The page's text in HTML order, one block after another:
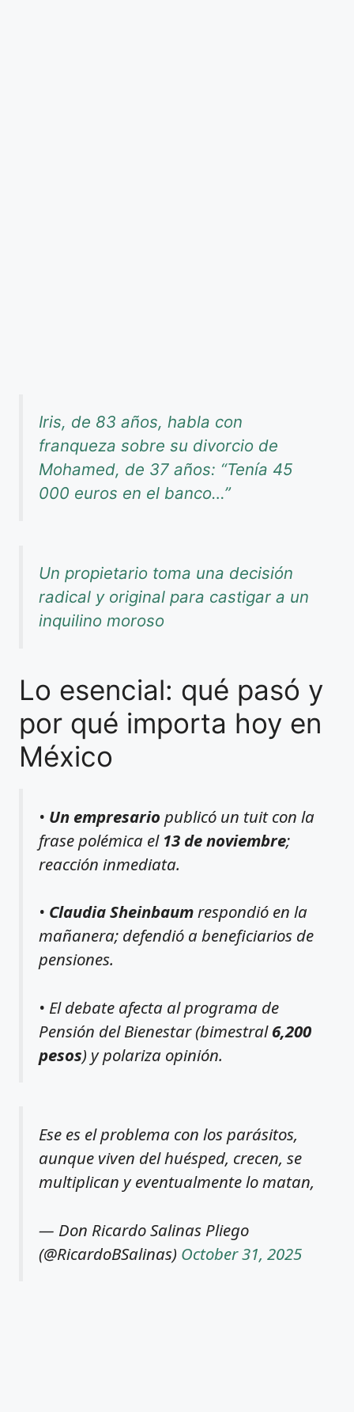
Iris, de 83 años, habla con
franqueza sobre su divorcio de
Mohamed, de 37 años: “Tenía 45
000 euros en el banco…”
Un propietario toma una decisión
radical y original para castigar a un
inquilino moroso
Lo esencial: qué pasó y
por qué importa hoy en
México
• Un empresario publicó un tuit con la
frase polémica el 13 de noviembre;
reacción inmediata.
• Claudia Sheinbaumrespondió en la
mañanera; defendió a beneficiarios de
pensiones.
• El debate afecta al programa de
Pensión del Bienestar (bimestral6,200
pesos) y polariza opinión.
Ese es el problema con los parásitos,
aunque viven del huésped, crecen, se
multiplican y eventualmente lo matan,
— Don Ricardo Salinas Pliego
(@RicardoBSalinas) October 31, 2025